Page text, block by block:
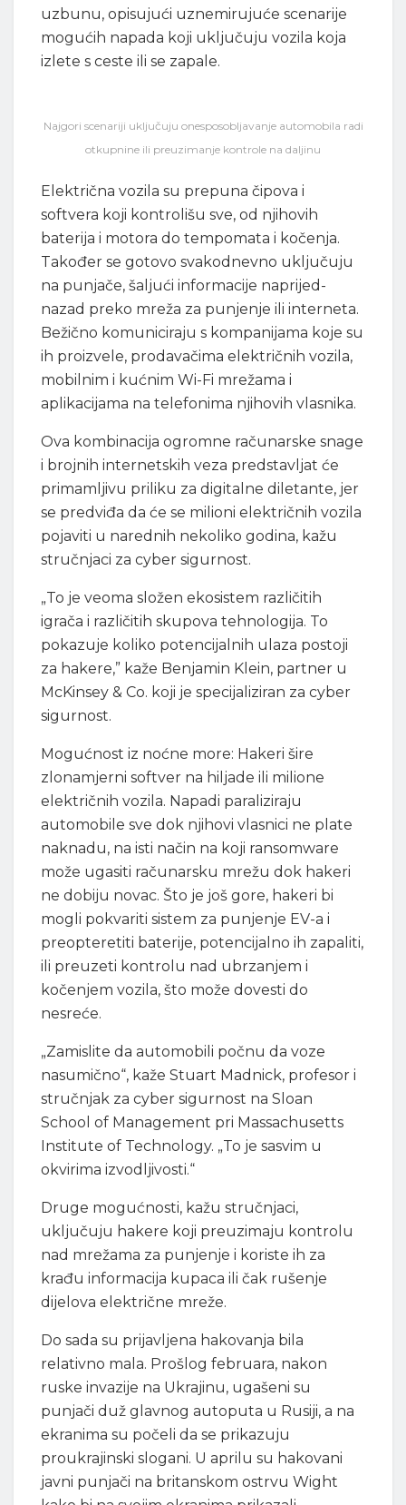
uzbunu, opisujući uznemirujuće scenarije
mogućih napada koji uključuju vozila koja
izlete s ceste ili se zapale.
Najgori scenariji uključuju onesposobljavanje automobila radi
otkupnine ili preuzimanje kontrole na daljinu
Električna vozila su prepuna čipova i
softvera koji kontrolišu sve, od njihovih
baterija i motora do tempomata i kočenja.
Također se gotovo svakodnevno uključuju
na punjače, šaljući informacije naprijed-
nazad preko mreža za punjenje ili interneta.
Bežično komuniciraju s kompanijama koje su
ih proizvele, prodavačima električnih vozila,
mobilnim i kućnim Wi-Fi mrežama i
aplikacijama na telefonima njihovih vlasnika.
Ova kombinacija ogromne računarske snage
i brojnih internetskih veza predstavljat će
primamljivu priliku za digitalne diletante, jer
se predviđa da će se milioni električnih vozila
pojaviti u narednih nekoliko godina, kažu
stručnjaci za cyber sigurnost.
„To je veoma složen ekosistem različitih
igrača i različitih skupova tehnologija. To
pokazuje koliko potencijalnih ulaza postoji
za hakere,” kaže Benjamin Klein, partner u
McKinsey & Co. koji je specijaliziran za cyber
sigurnost.
Mogućnost iz noćne more: Hakeri šire
zlonamjerni softver na hiljade ili milione
električnih vozila. Napadi paraliziraju
automobile sve dok njihovi vlasnici ne plate
naknadu, na isti način na koji ransomware
može ugasiti računarsku mrežu dok hakeri
ne dobiju novac. Što je još gore, hakeri bi
mogli pokvariti sistem za punjenje EV-a i
preopteretiti baterije, potencijalno ih zapaliti,
ili preuzeti kontrolu nad ubrzanjem i
kočenjem vozila, što može dovesti do
nesreće.
„Zamislite da automobili počnu da voze
nasumično“, kaže Stuart Madnick, profesor i
stručnjak za cyber sigurnost na Sloan
School of Management pri Massachusetts
Institute of Technology. „To je sasvim u
okvirima izvodljivosti.“
Druge mogućnosti, kažu stručnjaci,
uključuju hakere koji preuzimaju kontrolu
nad mrežama za punjenje i koriste ih za
krađu informacija kupaca ili čak rušenje
dijelova električne mreže.
Do sada su prijavljena hakovanja bila
relativno mala. Prošlog februara, nakon
ruske invazije na Ukrajinu, ugašeni su
punjači duž glavnog autoputa u Rusiji, a na
ekranima su počeli da se prikazuju
proukrajinski slogani. U aprilu su hakovani
javni punjači na britanskom ostrvu Wight